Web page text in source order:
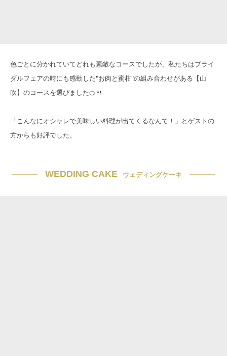
色ごとに分かれていてどれも素敵なコースでしたが、私たちはブライ
ダルフェアの時にも感動した"お肉と蜜柑"の組み合わせがある【山
吹】のコースを選びました🍊🍴
「こんなにオシャレで美味しい料理が出てくるなんて！」とゲストの
方からも好評でした。
WEDDING CAKE ウェディングケーキ